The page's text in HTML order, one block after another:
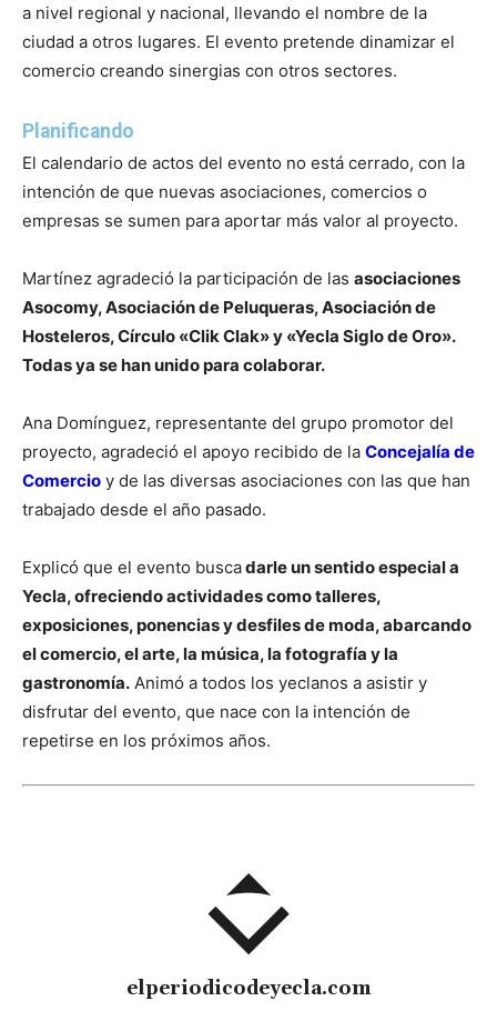
a nivel regional y nacional, llevando el nombre de la
ciudad a otros lugares. El evento pretende dinamizar el
comercio creando sinergias con otros sectores.
Planificando
El calendario de actos del evento no está cerrado, con la
intención de que nuevas asociaciones, comercios o
empresas se sumen para aportar más valor al proyecto.
Martínez agradeció la participación de las asociaciones
Asocomy, Asociación de Peluqueras, Asociación de
Hosteleros, Círculo «Clik Clak» y «Yecla Siglo de Oro».
Todas ya se han unido para colaborar.
Ana Domínguez, representante del grupo promotor del
proyecto, agradeció el apoyo recibido de la Concejalía de
Comercio y de las diversas asociaciones con las que han
trabajado desde el año pasado.
Explicó que el evento buscadarle un sentido especial a
Yecla, ofreciendo actividades como talleres,
exposiciones, ponencias y desfiles de moda, abarcando
el comercio, el arte, la música, la fotografía y la
gastronomía. Animó a todos los yeclanos a asistir y
disfrutar del evento, que nace con la intención de
repetirse en los próximos años.
elperiodicodeyecla.com